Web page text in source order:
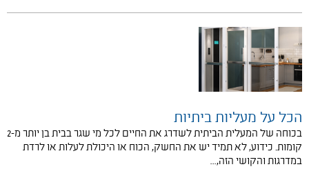
הכל על מעליות ביתיות
בכוחה של המעלית הביתית לשדרג את החיים לכל מי שגר בבית בן יותר מ-2
קומות. כידוע, לא תמיד יש את החשק, הכוח או היכולת לעלות או לרדת
במדרגות והקושי הזה,…